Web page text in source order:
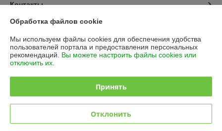
Контакты
Доставка и оплата
График работы
Политика обработки cookies
Обработка файлов cookie
Мы используем файлы cookies для обеспечения удобства
пользователей портала и предоставления персональных
рекомендаций. Вы можете настроить файлы cookies или
отключить их.
Принять
Отклонить